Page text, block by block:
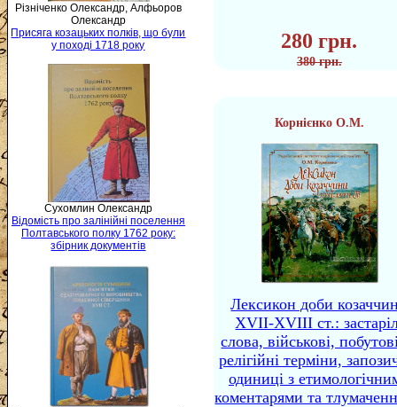
Різніченко Олександр, Алфьоров
Олександр
Присяга козацьких полків, що були
у поході 1718 року
Сухомлин Олександр
Відомість про залінійні поселення
Полтавського полку 1762 року:
збірник документів
280 грн.
380 грн.
Корнієнко О.М.
Лексикон доби
XVII-XVIII ст.:
слова, військові,
релігійні терміни,
одиниці з
коментарями та